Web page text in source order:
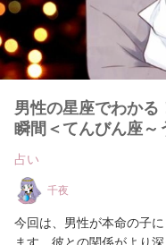
男性の星座でわかる
瞬間＜てんびん座～
占い
千夜
今回は、男性が本命の子